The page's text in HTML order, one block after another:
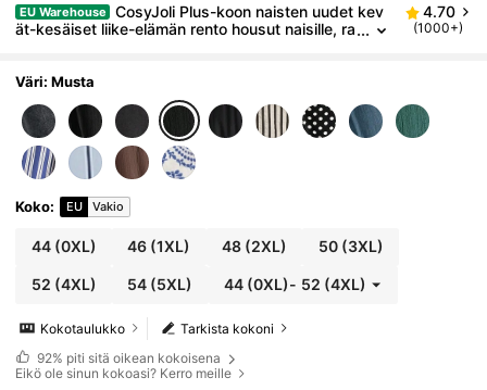
EU Warehouse
CosyJoli Plus-koon naisten uudet kev
ät-kesäiset liike-elämän rento housut naisille, ra
i, leveälahkeiset housut, taskuhousut, rantaloman la
venteli, opiskelijoiden ystävänpäiväristeily, naisten k
esähousut, laukut/talvihousut, naisten plus-koon ho
usut, rento housut naisille
4.70
(1000+)
Väri: Musta
Koko: EU Vakio
44(0XL) 46 (1XL) 48(2XL) 50(3XL)
52 (4XL) 54 (5XL) 44(0XL)- 52 (4XL)
Tarkista kokoni
Kokotaulukko
92% piti sitä oikean kokoisena
Eikö ole sinun kokoasi? Kerro meille